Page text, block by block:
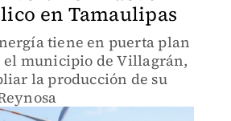
en Tamaulipas
tiene en puerta plan
el municipio de Villagrán,
la producción de su